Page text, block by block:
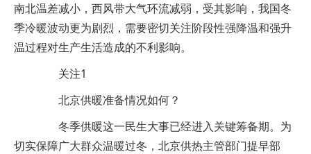
南北温差减小，西风带大气环流减弱，受其影响，我国冬
季冷暖波动更为剧烈，需要密切关注阶段性强降温和强升
温过程对生产生活造成的不利影响。
关注1
北京供暖准备情况如何？
冬季供暖这一民生大事已经进入关键筹备期。为
切实保障广大群众温暖过冬，北京供热主管部门提早部